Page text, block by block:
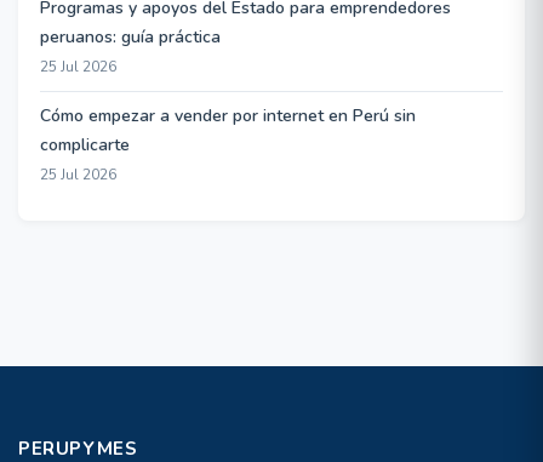
Programas y apoyos del Estado para emprendedores
peruanos: guía práctica
25 Jul 2026
Cómo empezar a vender por internet en Perú sin
complicarte
25 Jul 2026
PERUPYMES